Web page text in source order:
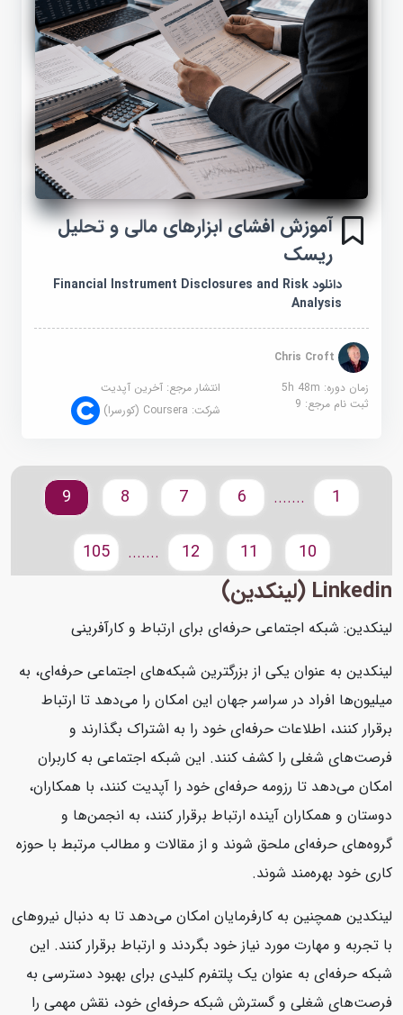
آموزش افشای ابزارهای مالی و تحلیل
ریسک
دانلود Financial Instrument Disclosures and Risk
Analysis
Chris Croft
زمان دوره: 5h 48m
انتشار مرجع:آخرین آپدیت
ثبت نام مرجع:9 شرکت:Coursera (کورسرا)
.......
10
11
12
.......
105
Linkedin (لینکدین)
لینکدین: شبکه اجتماعی حرفه‌ای برای ارتباط و کارآفرینی
لینکدین به عنوان یکی از بزرگترین شبکه‌های اجتماعی حرفه‌ای، به
میلیون‌ها افراد در سراسر جهان این امکان را می‌دهد تا ارتباط
برقرار کنند، اطلاعات حرفه‌ای خود را به اشتراک بگذارند و
فرصت‌های شغلی را کشف کنند. این شبکه اجتماعی به کاربران
امکان می‌دهد تا رزومه حرفه‌ای خود را آپدیت کنند، با همکاران،
دوستان و همکاران آینده ارتباط برقرار کنند، به انجمن‌ها و
گروه‌های حرفه‌ای ملحق شوند و از مقالات و مطالب مرتبط با حوزه
کاری خود بهره‌مند شوند.
لینکدین همچنین به کارفرمایان امکان می‌دهد تا به دنبال نیروهای
با تجربه و مهارت مورد نیاز خود بگردند و ارتباط برقرار کنند. این
شبکه حرفه‌ای به عنوان یک پلتفرم کلیدی برای بهبود دسترسی به
فرصت‌های شغلی و گسترش شبکه حرفه‌ای خود، نقش مهمی را